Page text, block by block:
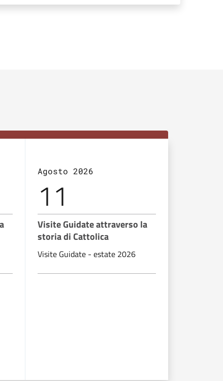
Agosto 2026
11
Visite Guidate attraverso la
storia di Cattolica
Visite Guidate - estate 2026